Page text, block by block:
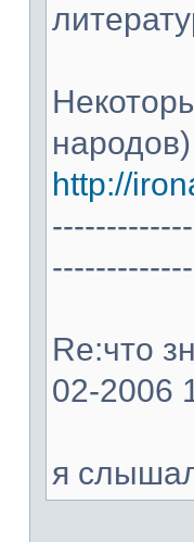
http://
Re:что
02-2006
я